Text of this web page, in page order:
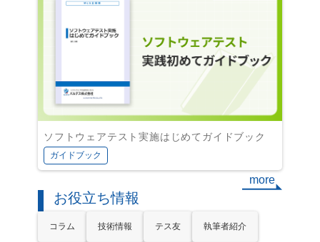
お役立ち情報
コラム 技術情報 テス友 執筆者紹介
ソフトウェアテスト実施はじめてガイドブック
ガイドブック
more